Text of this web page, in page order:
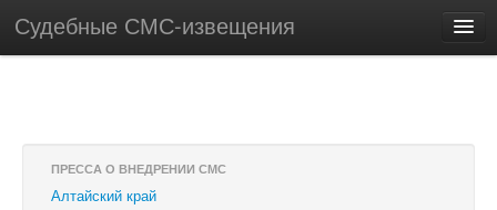
Судебные СМС-извещения
ПРЕССА О ВНЕДРЕНИИ СМС
Алтайский край